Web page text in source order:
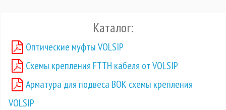
Каталог:
Оптические муфты VOLSIP
Схемы крепления FTTH кабеля от VOLSIP
Арматура для подвеса ВОК схемы крепления
VOLSIP